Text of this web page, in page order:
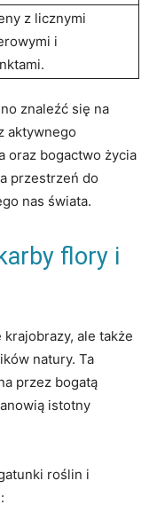
z licznymi
i
znaleźć się na
aktywnego
oraz‌ bogactwo życia
⁢przestrzeń do​
⁣nas⁢ świata.
flory i
⁤ale także
⁣natury.‌ Ta
⁣przez bogatą
istotny
roślin i⁣